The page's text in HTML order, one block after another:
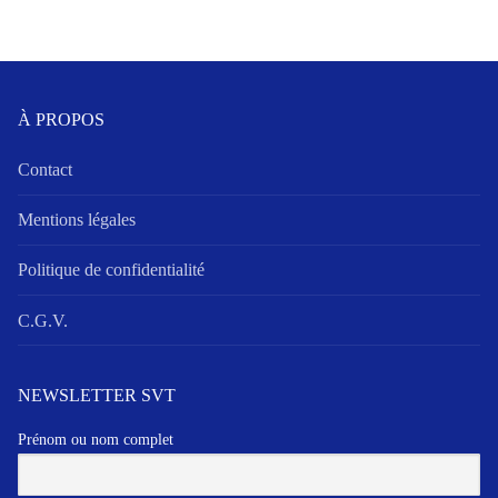
À PROPOS
Contact
Mentions légales
Politique de confidentialité
C.G.V.
NEWSLETTER SVT
Prénom ou nom complet